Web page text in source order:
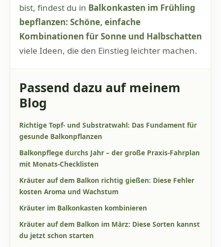
bist, findest du in Balkonkasten im Frühling
bepflanzen: Schöne, einfache
Kombinationen für Sonne und Halbschatten
viele Ideen, die den Einstieg leichter machen.
Passend dazu auf meinem
Blog
Richtige Topf- und Substratwahl: Das Fundament für
gesunde Balkonpflanzen
Balkonpflege durchs Jahr – der große Praxis-Fahrplan
mit Monats-Checklisten
Kräuter auf dem Balkon richtig gießen: Diese Fehler
kosten Aroma und Wachstum
Kräuter im Balkonkasten kombinieren
Kräuter auf dem Balkon im März: Diese Sorten kannst
du jetzt schon starten